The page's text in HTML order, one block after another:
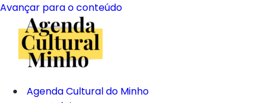
Avançar para o conteúdo
Agenda Cultural do Minho